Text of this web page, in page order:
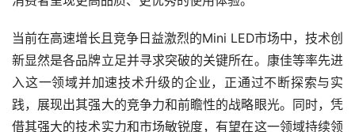
当前在高速增长且竞争日益激烈的Mini LED市场中，技术创
新显然是各品牌立足并寻求突破的关键所在。康佳等率先进
入这一领域并加速技术升级的企业，正通过不断探索与实
践，展现出其强大的竞争力和前瞻性的战略眼光。同时，凭
借其强大的技术实力和市场敏锐度，有望在这一领域持续领